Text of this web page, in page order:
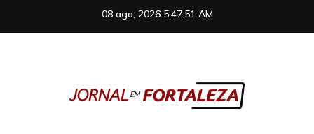
08 ago, 2026 5:47:51 AM